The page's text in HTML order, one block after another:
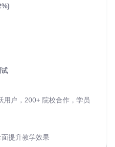
用户，200+ 院校合作，学员
提升教学效果